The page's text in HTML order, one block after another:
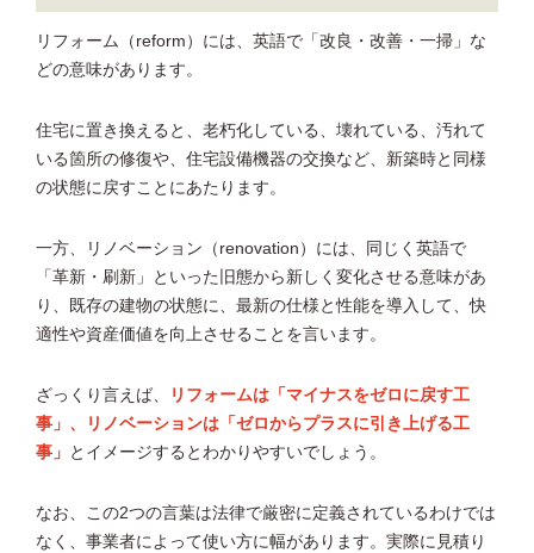
リフォーム（reform）には、英語で「改良・改善・一掃」な
どの意味があります。
住宅に置き換えると、老朽化している、壊れている、汚れて
いる箇所の修復や、住宅設備機器の交換など、新築時と同様
の状態に戻すことにあたります。
一方、リノベーション（renovation）には、同じく英語で
「革新・刷新」といった旧態から新しく変化させる意味があ
り、既存の建物の状態に、最新の仕様と性能を導入して、快
適性や資産価値を向上させることを言います。
ざっくり言えば、
リフォームは「マイナスをゼロに戻す工
事」、リノベーションは「ゼロからプラスに引き上げる工
事」 とイメージするとわかりやすいでしょう。
なお、この2つの言葉は法律で厳密に定義されているわけでは
なく、事業者によって使い方に幅があります。実際に見積り